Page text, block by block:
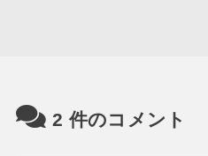
2 件のコメント